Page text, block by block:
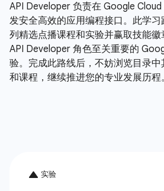
API Developer 负责在 Google
发安全高效的应用编程接口。此学
列精选点播课程和实验并赢取技能
API Developer 角色至关重要的
验。完成此路线后，不妨浏览目录
和课程，继续推进您的专业发展历程。